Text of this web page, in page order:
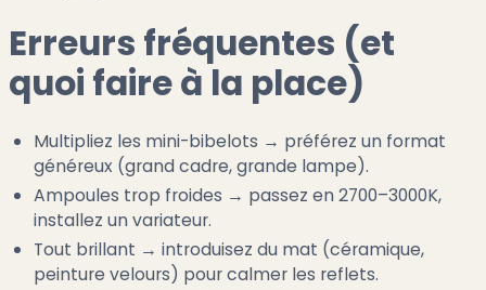
Erreurs fréquentes (et
quoi faire à la place)
Multipliez les mini-bibelots → préférez un format
généreux (grand cadre, grande lampe).
Ampoules trop froides → passez en 2700–3000K,
installez un variateur.
Tout brillant → introduisez du mat (céramique,
peinture velours) pour calmer les reflets.